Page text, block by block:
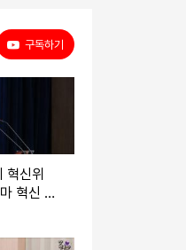
구독하기
혁신위
혁신 당